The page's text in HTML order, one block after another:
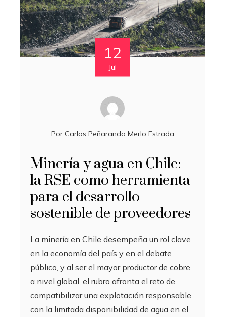
12
Jul
Por Carlos Peñaranda Merlo Estrada
Minería y agua en Chile:
la RSE como herramienta
para el desarrollo
sostenible de proveedores
La minería en Chile desempeña un rol clave
en la economía del país y en el debate
público, y al ser el mayor productor de cobre
a nivel global, el rubro afronta el reto de
compatibilizar una explotación responsable
con la limitada disponibilidad de agua en el